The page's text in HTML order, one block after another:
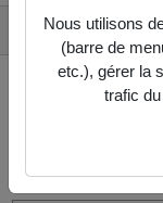
Accueil
Contactez nous
Votre
cette case
Nous utilisons
(barre de
etc.), gérer la
trafic